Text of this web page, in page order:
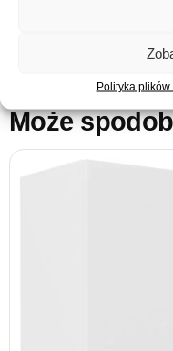
Polityka plików
Może